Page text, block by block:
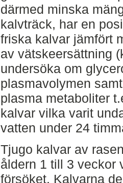
därmed minska
kalvträck, har en
friska kalvar jämfört
av vätskeersättning
undersöka om
plasmavolymen
plasma metaboliter
kalvar vilka varit
vatten under 24
Tjugo kalvar av
åldern 1 till 3 veckor
försöket. Kalvarna